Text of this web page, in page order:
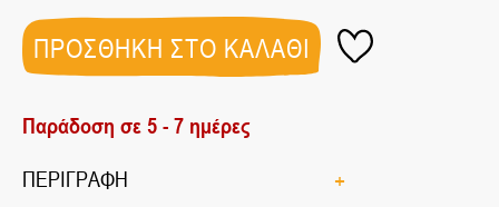
ΒΙΟ
750ml
ποσότητα
ΠΡΟΣΘΗΚΗ ΣΤΟ ΚΑΛΑΘΙ
Παράδοση σε 5 - 7 ημέρες
ΠΕΡΙΓΡΑΦΗ